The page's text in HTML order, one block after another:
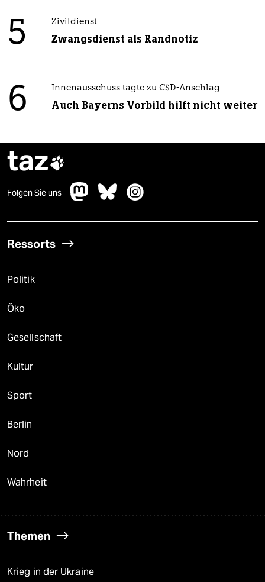
5 Zivildienst
Zwangsdienst als Randnotiz
6 Innenausschuss tagte zu CSD-Anschlag
Auch Bayerns Vorbild hilft nicht weiter
taz
Folgen Sie uns
Ressorts
Politik
Öko
Gesellschaft
Kultur
Sport
Berlin
Nord
Wahrheit
Themen
Krieg in der Ukraine